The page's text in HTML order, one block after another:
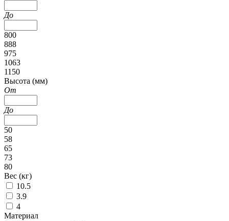
До
800
888
975
1063
1150
Высота (мм)
От
До
50
58
65
73
80
Вес (кг)
10.5
3.9
4
Материал